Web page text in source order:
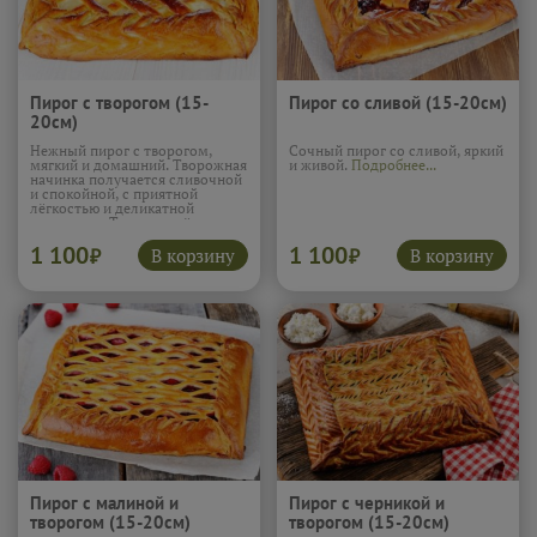
Пирог с творогом (15-
20см)
Нежный пирог с творогом,
мягкий и домашний. Творожная
начинка получается сливочной
и спокойной, с приятной
лёгкостью и деликатной
сладостью. Тесто подчёркивает
вкус и делает текстуру
особенно мягкой и уютной.
Такой пирог напоминает о
неспешного чаепития.
Подробнее...
1 100₽ В корзину
Пирог со сливой (15-20см)
Сочный пирог со сливой, яркий
и живой. Подробнее...
1 100₽ В корзину
Пирог с малиной и
творогом (15-20см)
Пирог с черникой и
творогом (15-20см)